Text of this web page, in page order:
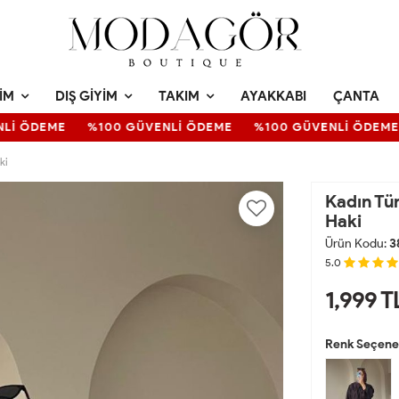
DIŞ GIYIM TAKIM AYAKKABI ÇANTA
ÖDEME %100 GÜVENLİ ÖDEME %100 GÜVENLİ ÖDEME
Kadın
Haki
Ürün Kodu:
5.0
1,999
Renk